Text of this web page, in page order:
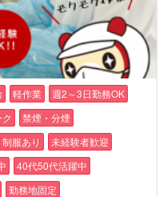
軽作業
週2～3日勤務OK
禁煙・分煙
制服あり
未経験者歓迎
40代50代活躍中
勤務地固定